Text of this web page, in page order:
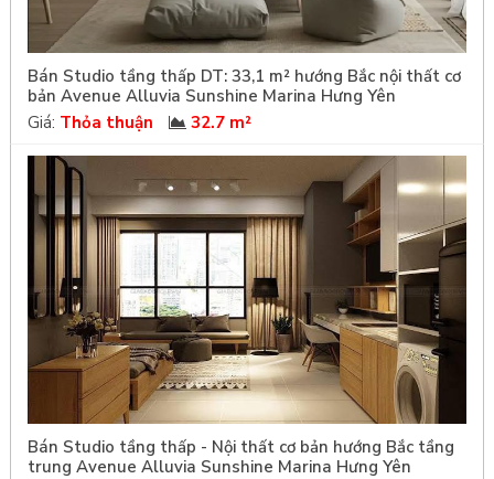
Bán Studio tầng thấp DT: 33,1 m² hướng Bắc nội thất cơ
bản Avenue Alluvia Sunshine Marina Hưng Yên
Giá: Thỏa thuận 32.7 m²
Bán Studio tầng thấp - Nội thất cơ bản hướng Bắc tầng
trung Avenue Alluvia Sunshine Marina Hưng Yên